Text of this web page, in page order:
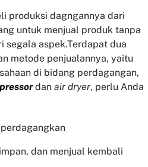
produksi dagngannya dari
untuk menjual produk tanpa
segala aspek.Terdapat dua
metode penjualannya, yaitu
di bidang perdagangan,
dan air dryer, perlu Anda
dan menjual kembali